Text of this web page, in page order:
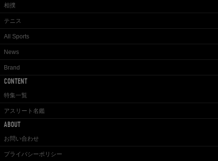
相撲
テニス
All Sports
News
Brand
CONTENT
特集一覧
アスリート名鑑
ABOUT
お問い合わせ
プライバシーポリシー